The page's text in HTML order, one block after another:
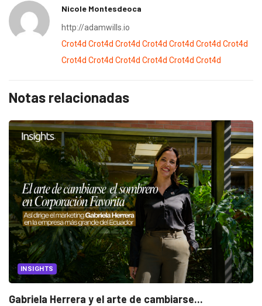
Nicole Montesdeoca
http://adamwills.io
Crot4d Crot4d Crot4d Crot4d Crot4d Crot4d Crot4d
Crot4d Crot4d Crot4d Crot4d Crot4d Crot4d
Notas relacionadas
INSIGHTS
Gabriela Herrera y el arte de cambiarse...